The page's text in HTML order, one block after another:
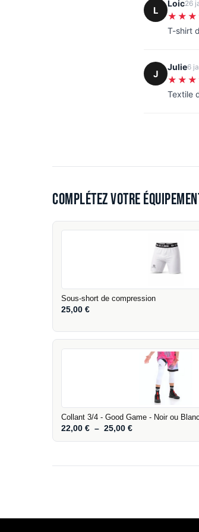
L
Loic26
T-shirt
J
Julie6
Textile
Complétez votre
Sous-short de compression
25,00€
Collant 3/4 - Good Game - Noir ou
22,00€ – 25,00€